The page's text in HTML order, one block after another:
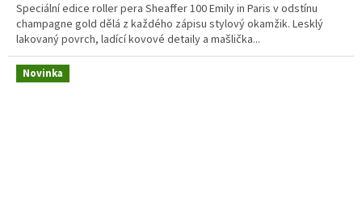
Speciální edice roller pera Sheaffer 100 Emily in Paris v odstínu
champagne gold dělá z každého zápisu stylový okamžik. Lesklý
lakovaný povrch, ladící kovové detaily a mašlička...
Novinka